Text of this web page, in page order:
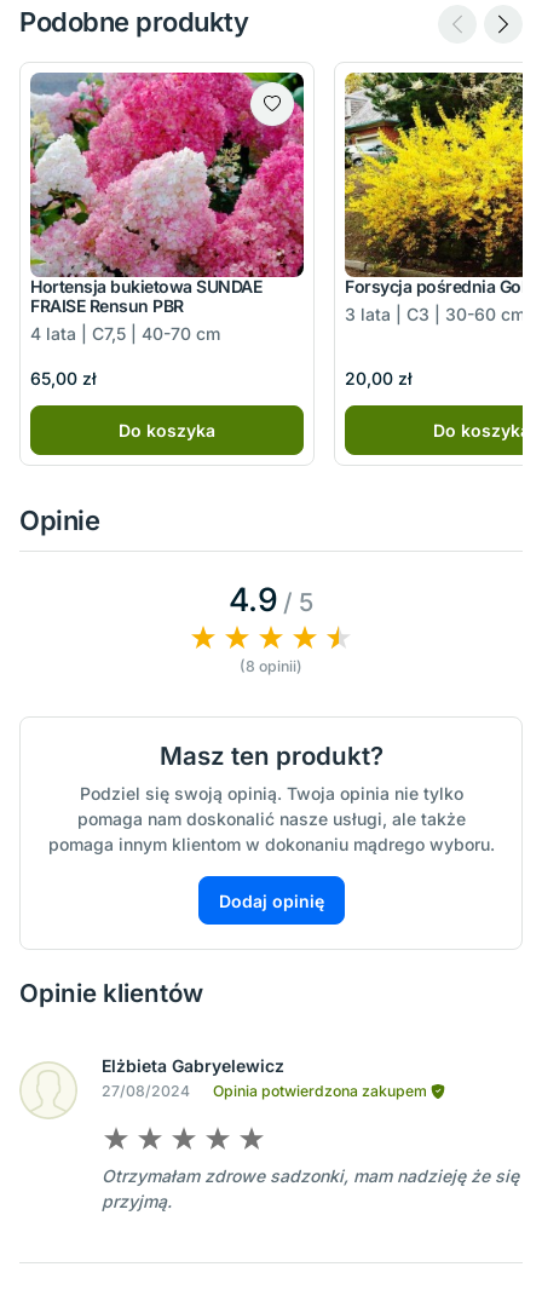
Podobne produkty
Hortensja bukietowa SUNDAE
FRAISE Rensun PBR
4 lata | C7,5 | 40-70 cm
65,00 zł
Do koszyka
Forsycja pośrednia
3 lata | C3 | 30-60 cm
20,00 zł
Do koszyka
Opinie
4.9 / 5
(8 opinii)
Masz ten produkt?
Podziel się swoją opinią. Twoja opinia nie tylko
pomaga nam doskonalić nasze usługi, ale także
pomaga innym klientom w dokonaniu mądrego wyboru.
Dodaj opinię
Opinie klientów
Elżbieta Gabryelewicz
27/08/2024 Opinia potwierdzona zakupem
Otrzymałam zdrowe sadzonki, mam nadzieję że się
przyjmą.